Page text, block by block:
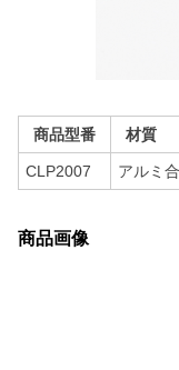
商品型番 材質
CLP2007 アルミ
商品画像